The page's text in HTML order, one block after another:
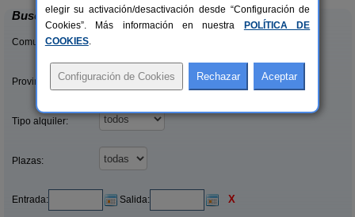
Buscar
Comunidades:
Provincias/Islas:
Tipo alquiler:
Plazas:
Entrada: Salida: X
elegir su activación/desactivación desde “Configuración de
Cookies”. Más información en nuestra
POLÍTICA DE
COOKIES.